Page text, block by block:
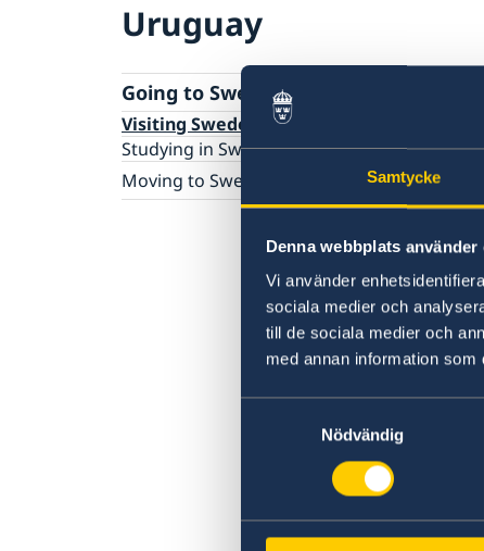
Samtycke
Denna webbplats använder
Vi använder
sociala medier och
till de sociala medier och
med annan information
Nödvändig
Uruguay
Going to Sweden?
Visiting Sweden
Studying in Sweden
Moving to Sweden
Migration Services at the Embassy in
Processing of personal data